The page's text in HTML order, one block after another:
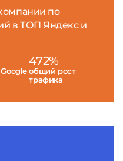
по
в ТОП Яндекс и
472%
общий рост
трафика